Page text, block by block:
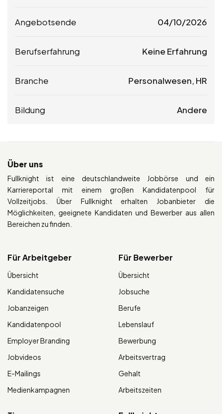
Angebotsende 04/10/2026
Berufserfahrung Keine Erfahrung
Branche Personalwesen, HR
Bildung Andere
Über uns
Fullknight ist eine deutschlandweite Jobbörse und ein
Karriereportal mit einem großen Kandidatenpool für
Vollzeitjobs. Über Fullknight erhalten Jobanbieter die
Möglichkeiten, geeignete Kandidaten und Bewerber aus allen
Bereichen zu finden.
Für Arbeitgeber
Übersicht
Kandidatensuche
Jobanzeigen
Kandidatenpool
Employer Branding
Jobvideos
E-Mailings
Medienkampagnen
Für Bewerber
Übersicht
Jobsuche
Berufe
Lebenslauf
Bewerbung
Arbeitsvertrag
Gehalt
Arbeitszeiten